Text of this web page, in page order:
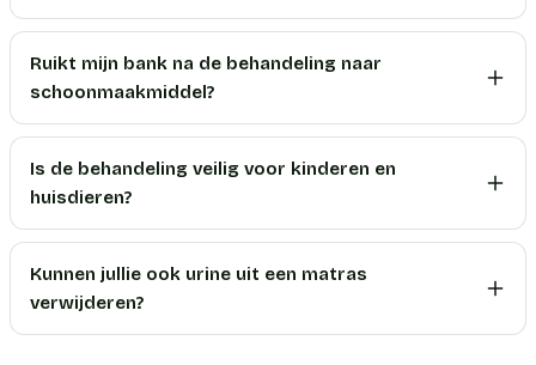
Ruikt mijn bank na de behandeling naar
schoonmaakmiddel?
Is de behandeling veilig voor kinderen en
huisdieren?
Kunnen jullie ook urine uit een matras
verwijderen?